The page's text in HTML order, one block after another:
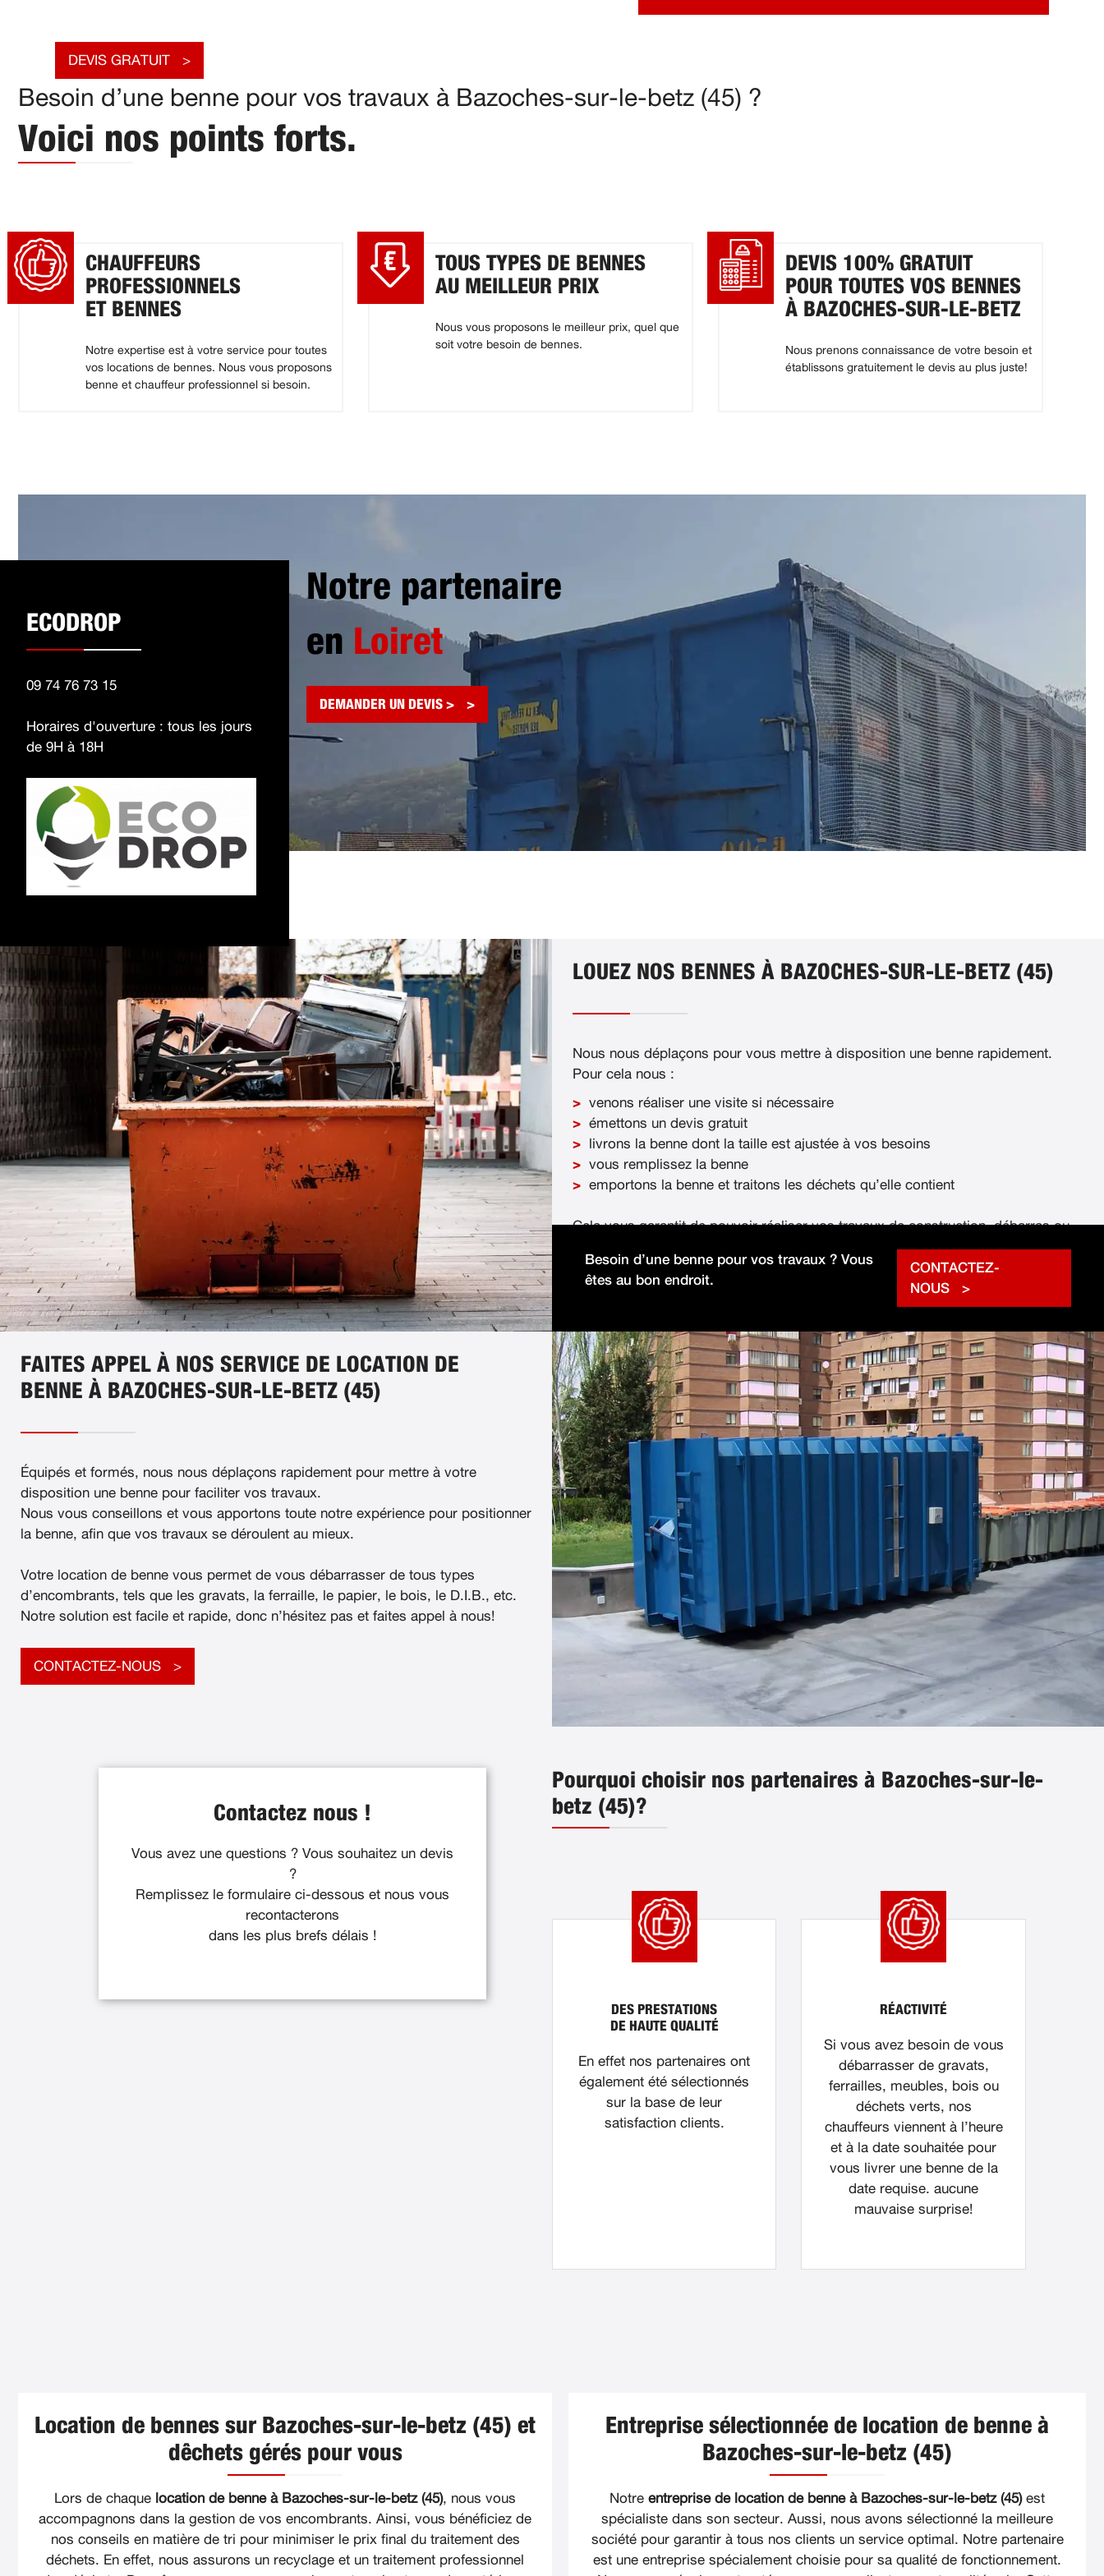
DEVIS GRATUIT
Besoin d’une benne pour vos travaux à Bazoches-sur-le-betz (45) ?
Voici nos points forts.
CHAUFFEURS
PROFESSIONNELS
ET BENNES
Notre expertise est à votre service pour toutes
vos locations de bennes. Nous vous proposons
benne et chauffeur professionnel si besoin.
TOUS TYPES DE BENNES
AU MEILLEUR PRIX
Nous vous proposons le meilleur prix, quel que
soit votre besoin de bennes.
DEVIS 100% GRATUIT
POUR TOUTES VOS BENNES
À BAZOCHES-SUR-LE-BETZ
Nous prenons connaissance de votre besoin et
établissons gratuitement le devis au plus juste!
ECODROP
09 74 76 73 15
Horaires d'ouverture : tous les jours
de 9H à 18H
Notre partenaire
en Loiret
DEMANDER UN DEVIS >
LOUEZ NOS BENNES À BAZOCHES-SUR-LE-BETZ (45)
Nous nous déplaçons pour vous mettre à disposition une benne rapidement.
Pour cela nous :
venons réaliser une visite si nécessaire
émettons un devis gratuit
livrons la benne dont la taille est ajustée à vos besoins
vous remplissez la benne
emportons la benne et traitons les déchets qu’elle contient
Cela vous garantit de pouvoir réaliser vos travaux de construction, débarras ou
Besoin d’une benne pour vos travaux ? Vous
êtes au bon endroit.
CONTACTEZ-
NOUS
FAITES APPEL À NOS SERVICE DE LOCATION DE
BENNE À BAZOCHES-SUR-LE-BETZ (45)
Équipés et formés, nous nous déplaçons rapidement pour mettre à votre
disposition une benne pour faciliter vos travaux.
Nous vous conseillons et vous apportons toute notre expérience pour positionner
la benne, afin que vos travaux se déroulent au mieux.
Votre location de benne vous permet de vous débarrasser de tous types
d’encombrants, tels que les gravats, la ferraille, le papier, le bois, le D.I.B., etc.
Notre solution est facile et rapide, donc n’hésitez pas et faites appel à nous!
CONTACTEZ-NOUS
Contactez nous !
Vous avez une questions ? Vous souhaitez un devis
?
Remplissez le formulaire ci-dessous et nous vous
recontacterons
dans les plus brefs délais !
Pourquoi choisir nos partenaires à Bazoches-sur-le-
betz (45)?
DES PRESTATIONS
DE HAUTE QUALITÉ
En effet nos partenaires ont
également été sélectionnés
sur la base de leur
satisfaction clients.
RÉACTIVITÉ
Si vous avez besoin de vous
débarrasser de gravats,
ferrailles, meubles, bois ou
déchets verts, nos
chauffeurs viennent à l’heure
et à la date souhaitée pour
vous livrer une benne de la
date requise. aucune
mauvaise surprise!
Location de bennes sur Bazoches-sur-le-betz (45) et
dêchets gérés pour vous
Lors de chaque location de benne à Bazoches-sur-le-betz (45), nous vous
accompagnons dans la gestion de vos encombrants. Ainsi, vous bénéficiez de
nos conseils en matière de tri pour minimiser le prix final du traitement des
déchets. En effet, nous assurons un recyclage et un traitement professionnel
Entreprise sélectionnée de location de benne à
Bazoches-sur-le-betz (45)
Notre entreprise de location de benne à Bazoches-sur-le-betz (45)est
spécialiste dans son secteur. Aussi, nous avons sélectionné la meilleure
société pour garantir à tous nos clients un service optimal. Notre partenaire
est une entreprise spécialement choisie pour sa qualité de fonctionnement.